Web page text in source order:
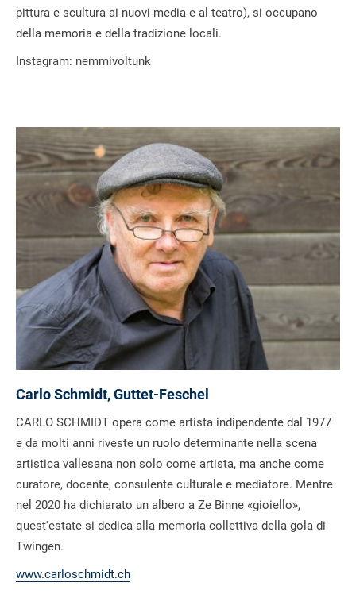
pittura e scultura ai nuovi media e al teatro), si occupano
della memoria e della tradizione locali.
Instagram: nemmivoltunk
Carlo Schmidt, Guttet-Feschel
CARLO SCHMIDT opera come artista indipendente dal 1977
e da molti anni riveste un ruolo determinante nella scena
artistica vallesana non solo come artista, ma anche come
curatore, docente, consulente culturale e mediatore. Mentre
nel 2020 ha dichiarato un albero a Ze Binne «gioiello»,
quest'estate si dedica alla memoria collettiva della gola di
Twingen.
www.carloschmidt.ch